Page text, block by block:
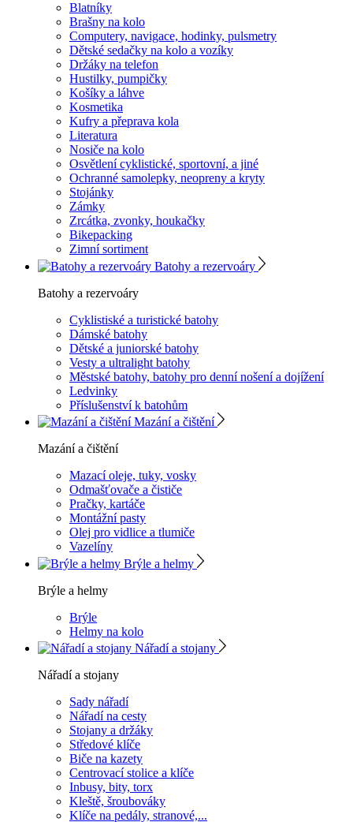
Blatníky
Brašny na kolo
Computery, navigace, hodinky, pulsmetry
Dětské sedačky na kolo a vozíky
Držáky na telefon
Hustilky, pumpičky
Košíky a láhve
Kosmetika
Kufry a přeprava kola
Literatura
Nosiče na kolo
Osvětlení cyklistické, sportovní, a jiné
Ochranné samolepky, neopreny a kryty
Stojánky
Zámky
Zrcátka, zvonky, houkačky
Bikepacking
Zimní sortiment
Batohy a rezervoáry
Batohy a rezervoáry
Cyklistiské a turistické batohy
Dámské batohy
Dětské a juniorské batohy
Vesty a ultralight batohy
Městské batohy, batohy pro denní nošení a dojížení
Ledvinky
Příslušenství k batohům
Mazání a čištění
Mazání a čištění
Mazací oleje, tuky, vosky
Odmašťovače a čističe
Pračky, kartáče
Montážní pasty
Olej pro vidlice a tlumiče
Vazelíny
Brýle a helmy
Brýle a helmy
Brýle
Helmy na kolo
Nářadí a stojany
Nářadí a stojany
Sady nářadí
Nářadí na cesty
Stojany a držáky
Středové klíče
Biče na kazety
Centrovací stolice a klíče
Inbusy, bity, torx
Kleště, šroubováky
Klíče na pedály, stranové,...